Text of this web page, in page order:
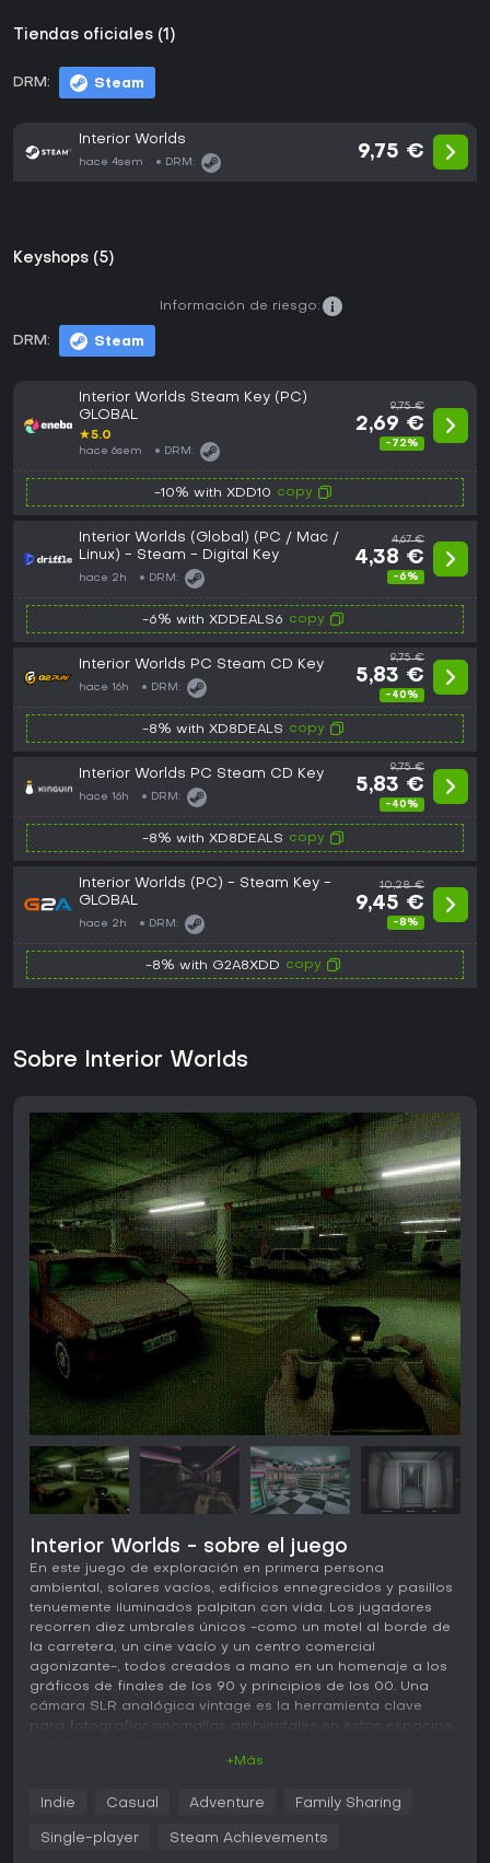
Tiendas oficiales (1)
DRM: Steam
Interior Worlds
hace 4sem DRM:
9,75 €
Keyshops (5)
DRM: Steam
Información de riesgo:
Interior Worlds Steam Key (PC)
GLOBAL
★5.0
hace 6sem DRM:
9,75 €
2,69 €
-72%
-10% with XDD10 copy
Interior Worlds (Global) (PC / Mac /
Linux) - Steam - Digital Key
hace 2h DRM:
4,67 €
4,38 €
-6%
-6% with XDDEALS6 copy
Interior Worlds PC Steam CD Key
hace 16h DRM:
9,75 €
5,83 €
-40%
-8% with XD8DEALS copy
Interior Worlds PC Steam CD Key
hace 16h DRM:
9,75 €
5,83 €
-40%
-8% with XD8DEALS copy
Interior Worlds (PC) - Steam Key -
GLOBAL
hace 2h DRM:
10,28 €
9,45 €
-8%
-8% with G2A8XDD copy
Sobre Interior Worlds
Interior Worlds - sobre el juego
En este juego de exploración en primera persona
ambiental, solares vacíos, edificios ennegrecidos y pasillos
tenuemente iluminados palpitan con vida. Los jugadores
recorren diez umbrales únicos -como un motel al borde de
la carretera, un cine vacío y un centro comercial
agonizante-, todos creados a mano en un homenaje a los
gráficos de finales de los 90 y principios de los 00. Una
cámara SLR analógica vintage es la herramienta clave
para fotografiar anomalías ambientales en estos espacios
lente y la inclinación para ángulos holandeses,
expendedoras, teléfonos, fregaderos y televisores que los
paisaje sonoro inquietante de drones retumbantes y pads
+Más
Indie Casual Adventure Family Sharing
Single-player Steam Achievements